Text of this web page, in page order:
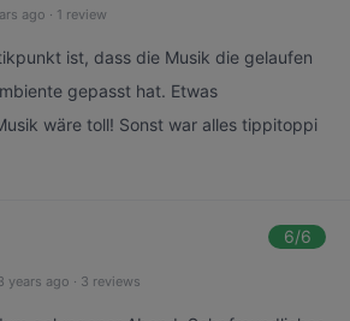
ago · 1 review
ist, dass die Musik die gelaufen
gepasst hat. Etwas
wäre toll! Sonst war alles tippitoppi
6/6
years ago · 3 reviews